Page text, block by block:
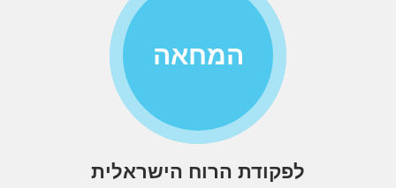
המחאה
לפקודת הרוח הישראלית